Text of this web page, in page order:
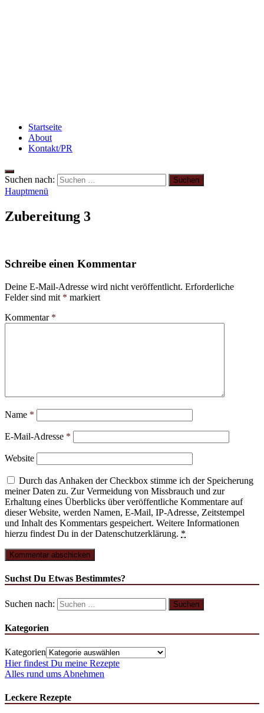
Startseite
About
Kontakt/PR
Suchen nach:
Hauptmenü
Zubereitung 3
Schreibe einen Kommentar
Deine E-Mail-Adresse wird nicht veröffentlicht. Erforderliche
Felder sind mit * markiert
Kommentar *
Name *
E-Mail-Adresse *
Website
Durch das Anhaken der Checkbox stimme ich der Speicherung
meiner Daten zu. Zur Vermeidung von Missbrauch und zur
Erhaltung eines Überblicks über veröffentliche Kommentare auf
dieser Website, werden Namen, E-Mail, IP-Adresse, Zeitstempel
und Inhalt des Kommentars gespeichert. Weitere Informationen
hierzu findest Du in der Datenschutzerklärung. *
Suchst Du Etwas Bestimmtes?
Suchen nach:
Kategorien
Kategorien
Hier findest Du meine Rezepte
Alles rund ums Abnehmen
Leckere Rezepte